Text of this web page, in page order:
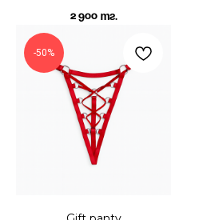
2 900 тг.
-50%